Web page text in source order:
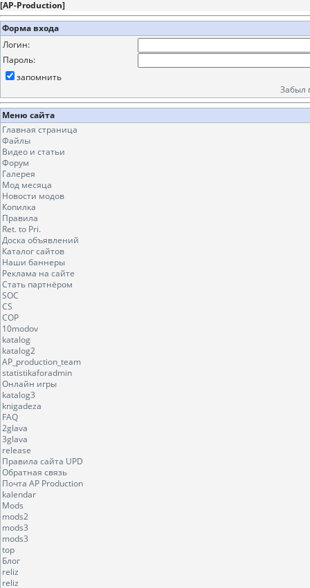
[AP-Production]
Форма входа
Логин:
Пароль:
запомнить
Забыл
Меню сайта
Главная страница
Файлы
Видео и статьи
Форум
Галерея
Мод месяца
Новости модов
Копилка
Правила
Ret. to Pri.
Доска объявлений
Каталог сайтов
Наши баннеры
Реклама на сайте
Стать партнёром
SOC
CS
COP
10modov
katalog
katalog2
AP_production_team
statistikaforadmin
Онлайн игры
katalog3
knigadeza
FAQ
2glava
3glava
release
Правила сайта UPD
Обратная связь
Почта AP Production
kalendar
Mods
mods2
mods3
mods3
top
Блог
reliz
reliz